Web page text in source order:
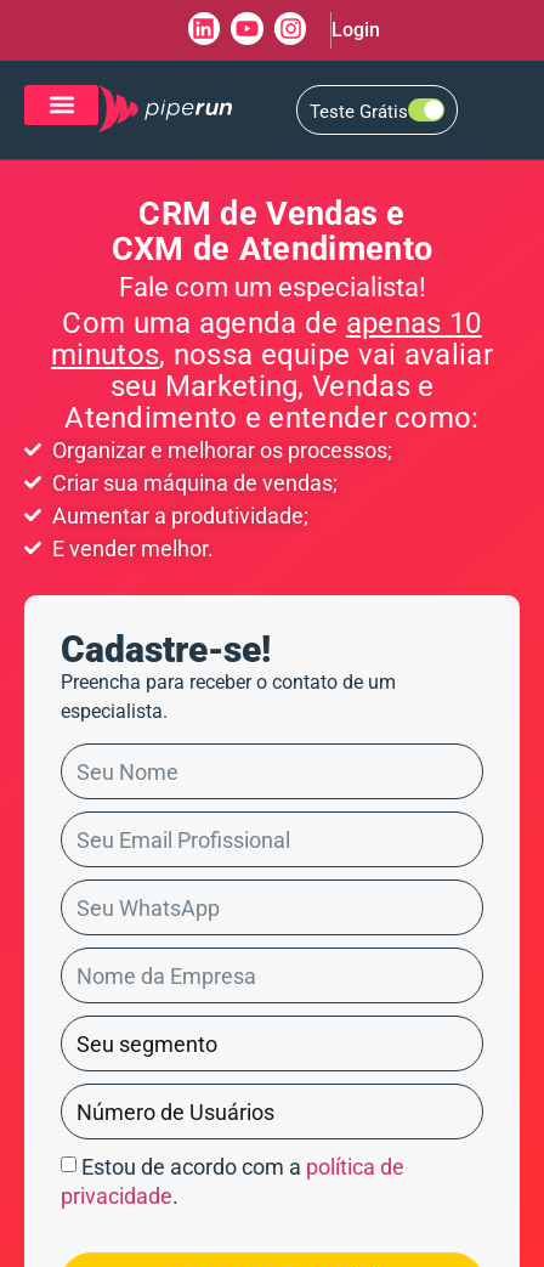
Login
Teste Grátis
CRM de Vendas e
CXM de Atendimento
Fale com um especialista!
Com uma agenda de apenas 10
minutos, nossa equipe vai avaliar
seu Marketing, Vendas e
Atendimento e entender como:
Organizar e melhorar os processos;
Criar sua máquina de vendas;
Aumentar a produtividade;
E vender melhor.
Cadastre-se!
Preencha para receber o contato de um
especialista.
Estou de acordo com a política de
privacidade.